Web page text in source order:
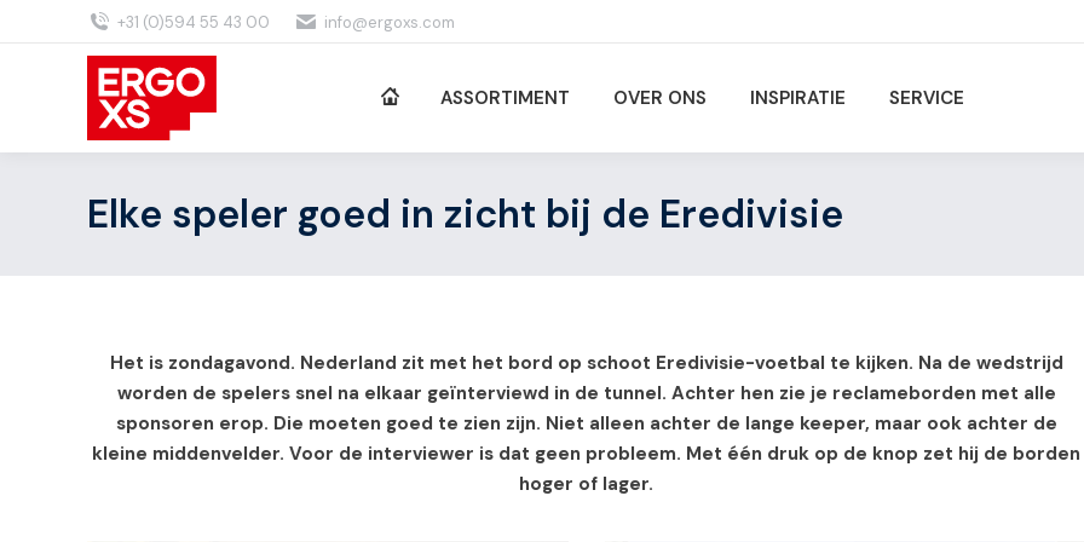
+31 (0)594 55 43 00 info@ergoxs.com
ASSORTIMENT OVER ONS INSPIRATIE SERVICE
Elke speler goed in zicht bij de Eredivisie
Het is zondagavond. Nederland zit met het bord op schoot Eredivisie-voetbal te kijken. Na de wedstrijd
worden de spelers snel na elkaar geïnterviewd in de tunnel. Achter hen zie je reclameborden met alle
sponsoren erop. Die moeten goed te zien zijn. Niet alleen achter de lange keeper, maar ook achter de
kleine middenvelder. Voor de interviewer is dat geen probleem. Met één druk op de knop zet hij de borden
hoger of lager.